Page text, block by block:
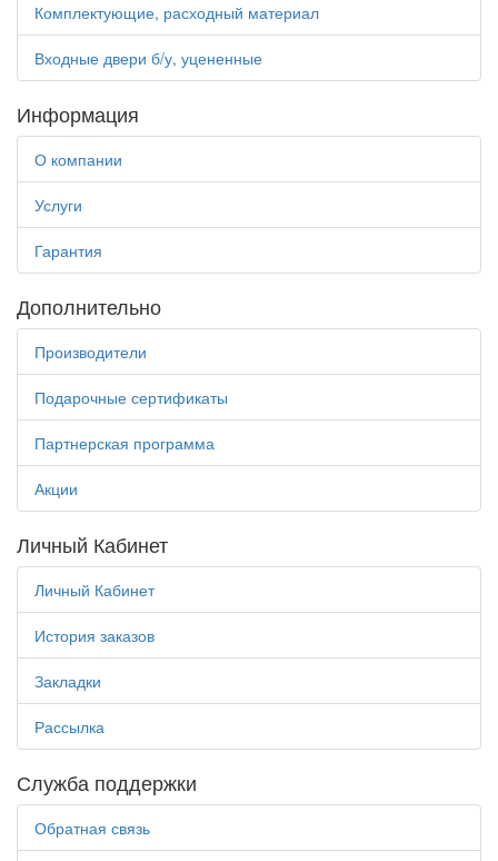
Комплектующие, расходный материал
Входные двери б/у, уцененные
Информация
О компании
Услуги
Гарантия
Дополнительно
Производители
Подарочные сертификаты
Партнерская программа
Акции
Личный Кабинет
Личный Кабинет
История заказов
Закладки
Рассылка
Служба поддержки
Обратная связь